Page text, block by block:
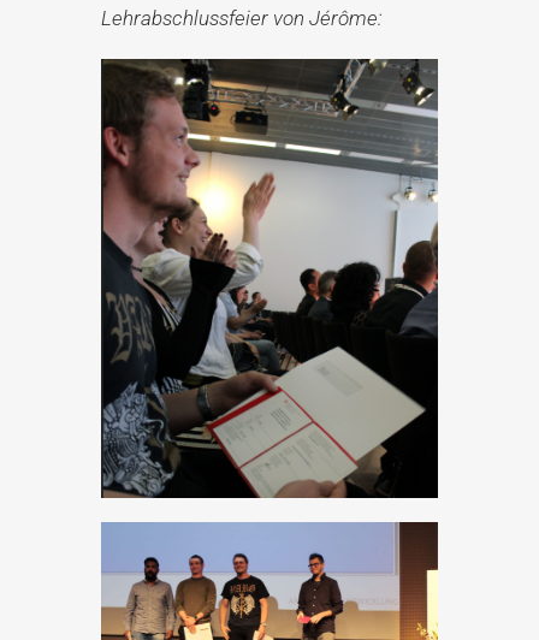
Lehrabschlussfeier von Jérôme: